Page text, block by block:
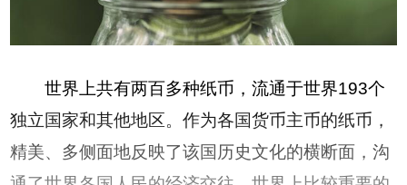
世界上共有两百多种纸币，流通于世界193个
独立国家和其他地区。作为各国货币主币的纸币，
精美、多侧面地反映了该国历史文化的横断面，沟